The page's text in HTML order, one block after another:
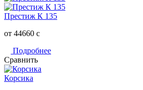
Престиж К 135
от 44660 c
Подробнее
Сравнить
Корсика